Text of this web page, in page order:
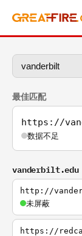
最佳匹配
https://
数据不足
vanderbilt.edu
http://
未屏蔽
https://